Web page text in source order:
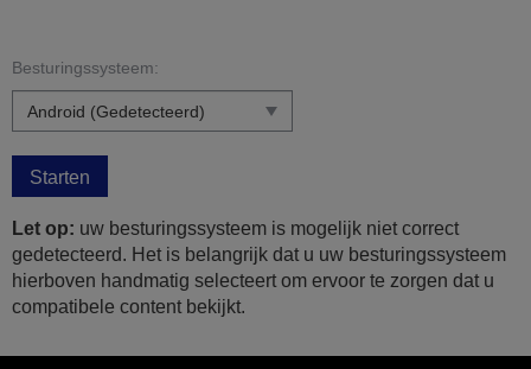
Besturingssysteem:
Starten
Let op: uw besturingssysteem is mogelijk niet correct
gedetecteerd. Het is belangrijk dat u uw besturingssysteem
hierboven handmatig selecteert om ervoor te zorgen dat u
compatibele content bekijkt.